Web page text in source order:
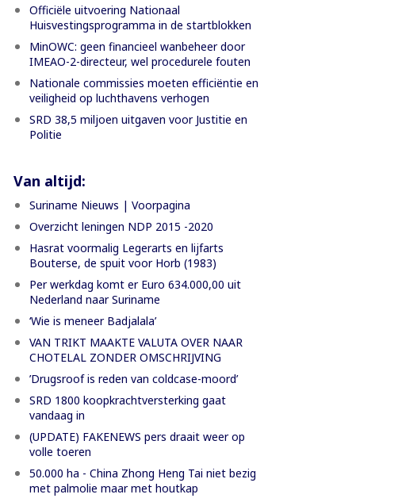
Officiële uitvoering Nationaal
Huisvestingsprogramma in de startblokken
MinOWC: geen financieel wanbeheer door
IMEAO-2-directeur, wel procedurele fouten
Nationale commissies moeten efficiëntie en
veiligheid op luchthavens verhogen
SRD 38,5 miljoen uitgaven voor Justitie en
Politie
Van altijd:
Suriname Nieuws | Voorpagina
Overzicht leningen NDP 2015 -2020
Hasrat voormalig Legerarts en lijfarts
Bouterse, de spuit voor Horb (1983)
Per werkdag komt er Euro 634.000,00 uit
Nederland naar Suriname
‘Wie is meneer Badjalala’
VAN TRIKT MAAKTE VALUTA OVER NAAR
CHOTELAL ZONDER OMSCHRIJVING
’Drugsroof is reden van coldcase-moord’
SRD 1800 koopkrachtversterking gaat
vandaag in
(UPDATE) FAKENEWS pers draait weer op
volle toeren
50.000 ha - China Zhong Heng Tai niet bezig
met palmolie maar met houtkap